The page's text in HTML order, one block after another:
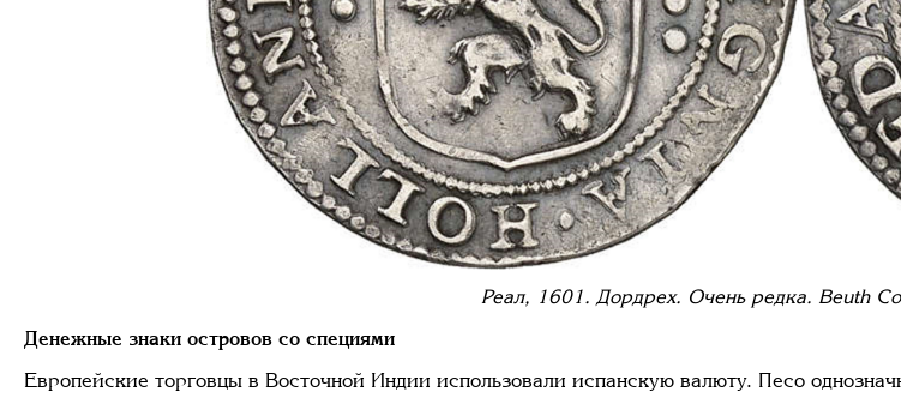
Реал, 1601. Дордрех. Очень редка. Beuth
Денежные знаки островов со специями
Европейские торговцы в Восточной Индии использовали испанскую валюту. Песо